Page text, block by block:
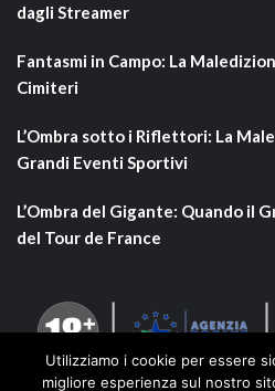
dagli Streamer
Fantasmi in Campo: La
Cimiteri
L’Ombra sotto i Riflettori: La
Grandi Eventi Sportivi
L’Ombra del Gigante: Quando il
del Tour de France
Utilizziamo i cookie per essere
migliore esperienza sul nostro